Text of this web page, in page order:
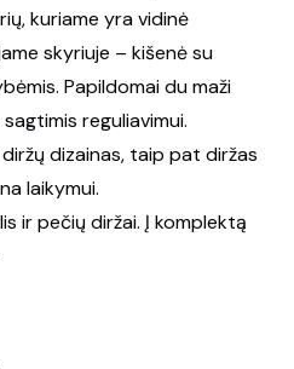
kuriame yra vidinė
skyriuje – kišenė su
Papildomai du maži
reguliavimui.
dizainas, taip pat diržas
laikymui.
ir pečių diržai. Į komplektą